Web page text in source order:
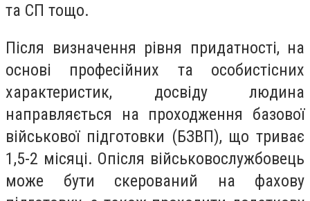
та СП тощо.
Після визначення рівня придатності, на
основі професійних та особистісних
характеристик, досвіду людина
направляється на проходження базової
військової підготовки (БЗВП), що триває
1,5-2 місяці. Опісля військовослужбовець
може бути скерований на фахову